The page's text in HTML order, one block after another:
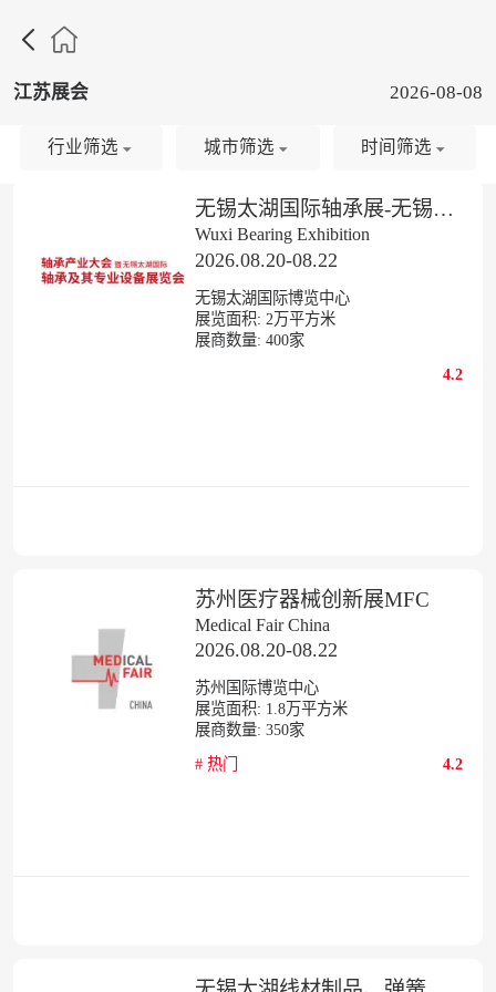

江苏展会 2026-08-08
无锡太湖国际轴承展-无锡轴承产业大会
Wuxi Bearing Exhibition
2026.08.20-08.22
无锡太湖国际博览中心
展览面积: 2 万平方米
展商数量: 400家
4.2
苏州医疗器械创新展MFC
Medical Fair China
2026.08.20-08.22
苏州国际博览中心
展览面积: 1.8万平方米
展商数量: 350家
# 热门 4.2
行业筛选 城市筛选 时间筛选